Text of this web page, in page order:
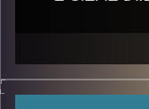
שלנו יוכל לראות
שנרגיש טוב